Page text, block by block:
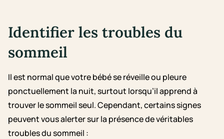
Identifier les troubles du
sommeil
Il est normal que votre bébé se réveille ou pleure
ponctuellement la nuit, surtout lorsqu’il apprend à
trouver le sommeil seul. Cependant, certains signes
peuvent vous alerter sur la présence de véritables
troubles du sommeil :